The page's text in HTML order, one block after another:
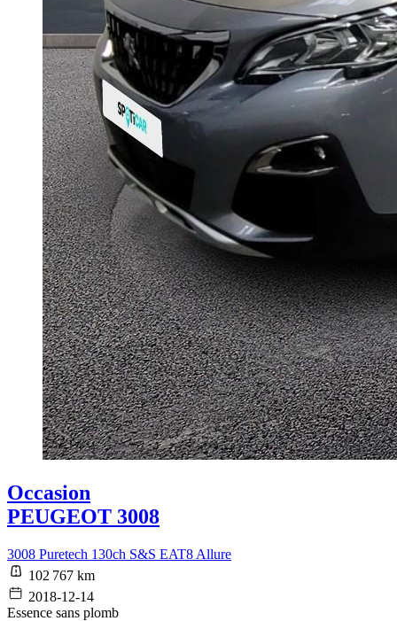
Occasion
PEUGEOT 3008
3008 Puretech 130ch S&S EAT8 Allure
102 767 km
2018-12-14
Essence sans plomb